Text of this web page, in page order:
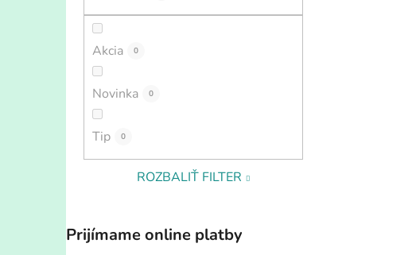
Akcia 0
Novinka 0
Tip 0
ROZBALIŤ FILTER
Prijímame online platby